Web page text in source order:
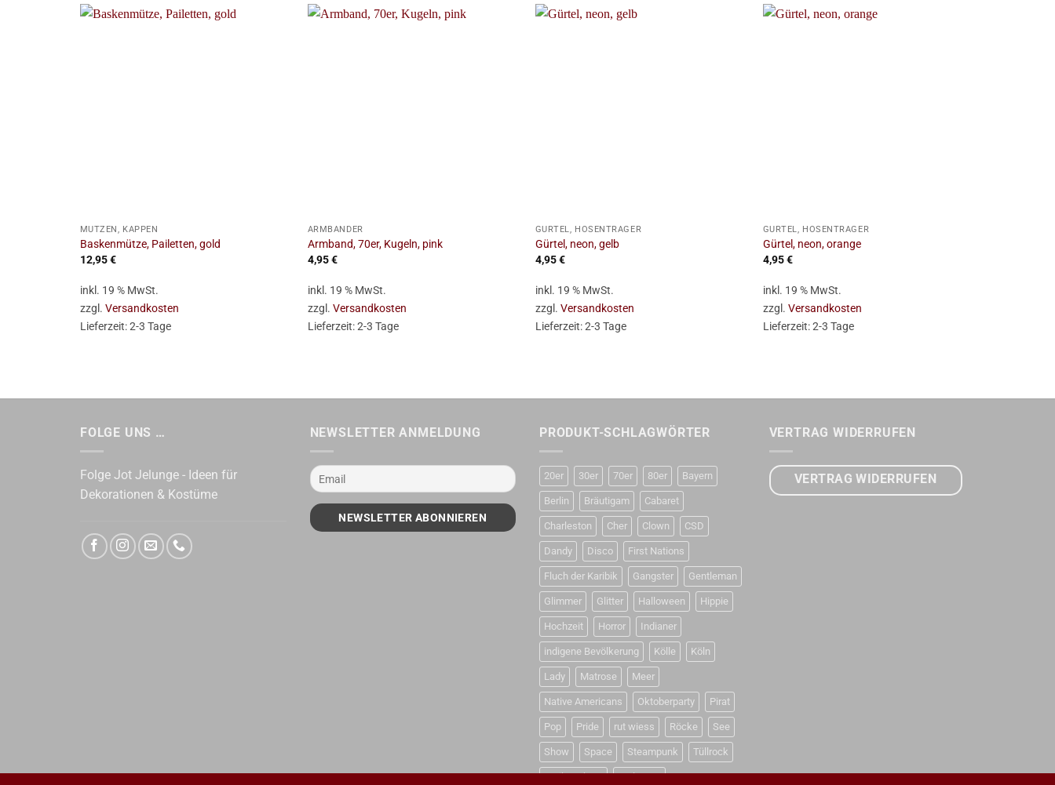
MÜTZEN, KAPPEN
Baskenmütze, Pailetten, gold
12,95€
inkl. 19 % MwSt.
zzgl. Versandkosten
Lieferzeit:2-3 Tage
ARMBÄNDER
Armband, 70er, Kugeln, pink
4,95€
inkl. 19 % MwSt.
zzgl. Versandkosten
Lieferzeit:2-3 Tage
GÜRTEL, HOSENTRÄGER
Gürtel, neon, gelb
4,95€
inkl. 19 % MwSt.
zzgl. Versandkosten
Lieferzeit:2-3 Tage
GÜRTEL, HOSENTRÄGER
Gürtel, neon, orange
4,95€
inkl. 19 % MwSt.
zzgl. Versandkosten
Lieferzeit:2-3 Tage
FOLGE UNS …
Folge Jot Jelunge - Ideen für
Dekorationen & Kostüme
NEWSLETTER ANMELDUNG PRODUKT-SCHLAGWÖRTER
20er 30er 70er 80er Bayern
Berlin Bräutigam Cabaret
Charleston Cher Clown CSD
Dandy Disco First Nations
Fluch der Karibik Gangster Gentleman
Glimmer Glitter Halloween Hippie
Hochzeit Horror Indianer
indigene Bevölkerung Kölle Köln
Lady Matrose Meer
Native Americans Oktoberparty Pirat
Pop Pride rut wiess Röcke See
Show Space Steampunk Tüllrock
Weihnachten Weltraum
VERTRAG WIDERRUFEN
VERTRAG WIDERRUFEN